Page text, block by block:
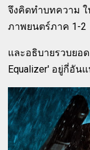
จึงคิดทำบทความ
ภาพยนตร์ภาค 1-2
และอธิบายรวบยอ
Equalizer' อยู่กี่อัน